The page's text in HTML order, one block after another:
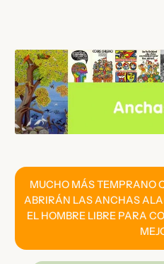
contenido
MUCHO MÁS TEMPRANO
ABRIRÁN LAS ANCHAS
EL HOMBRE LIBRE PARA